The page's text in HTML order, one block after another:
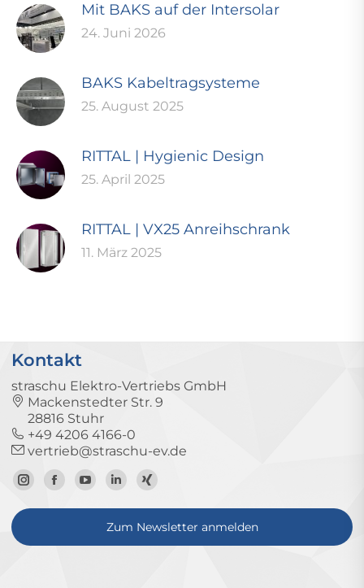
Mit BAKS auf der Intersolar
24. Juni 2026
BAKS Kabeltragsysteme
25. August 2025
RITTAL | Hygienic Design
25. April 2025
RITTAL | VX25 Anreihschrank
11. März 2025
Kontakt
straschu Elektro-Vertriebs GmbH
Mackenstedter Str. 9
28816 Stuhr
+49 4206 4166-0
vertrieb@straschu-ev.de
Zum
Instagram-
Zur
Facebook-
Zum
YouTube-
Kanal
Zum
LinkedIn-
Profil
Zum
Xing-
Profil
Zum Newsletter anmelden